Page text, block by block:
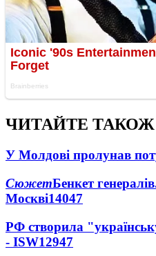
ЧИТАЙТЕ ТАКОЖ
У Молдові пролунав
СюжетБенкет
Москві14047
РФ створила
- ISW12947